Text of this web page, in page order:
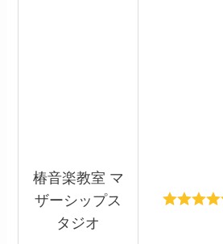
椿音楽教室 マ
ザーシップス
タジオ